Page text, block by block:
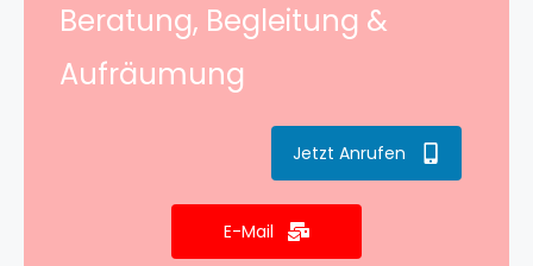
Beratung, Begleitung &
Aufräumung
Jetzt Anrufen
E-Mail